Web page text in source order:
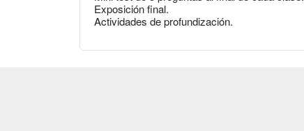
Exposición final.
Actividades de profundización.